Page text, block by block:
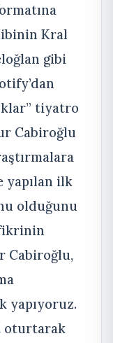
Kral
gibi
tiyatro
Cabiroğlu
yapılan ilk
olduğunu
Cabiroğlu,
yapıyoruz.
oturtarak